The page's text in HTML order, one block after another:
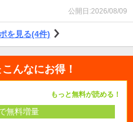
公開日:2026/08/09
を見る(4件)
こんなにお得！
もっと無料が読める！
無料増量